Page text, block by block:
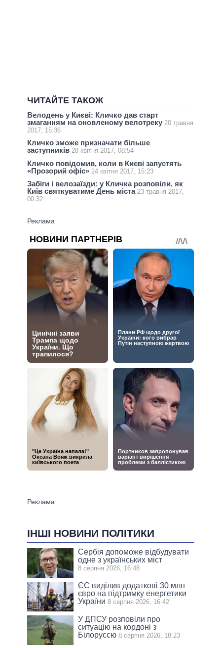
ЧИТАЙТЕ ТАКОЖ
Велодень у Києві: Кличко дав старт
змаганням на оновленому велотреку 20 травня
2017, 15:36
Кличко зможе призначати більше
заступників 28 квітня 2017, 08:54
Кличко повідомив, коли в Києві запустять
«Прозорий офіс» 24 квітня 2017, 15:23
Забіги і велозаїзди: у Кличка розповіли, як
Київ святкуватиме День міста 23 травня 2017,
00:32
ІНШІ НОВИНИ ПОЛІТИКИ
Сербія допоможе відбудувати
одне з українських міст
8 серпня 2026, 16:48
ЄС виділив додаткові 30 млн
євро на підтримку енергетики
України 8 серпня 2026, 16:42
У ДПСУ розповіли про
ситуацію на кордоні з
Білоруссю 8 серпня 2026, 18:23